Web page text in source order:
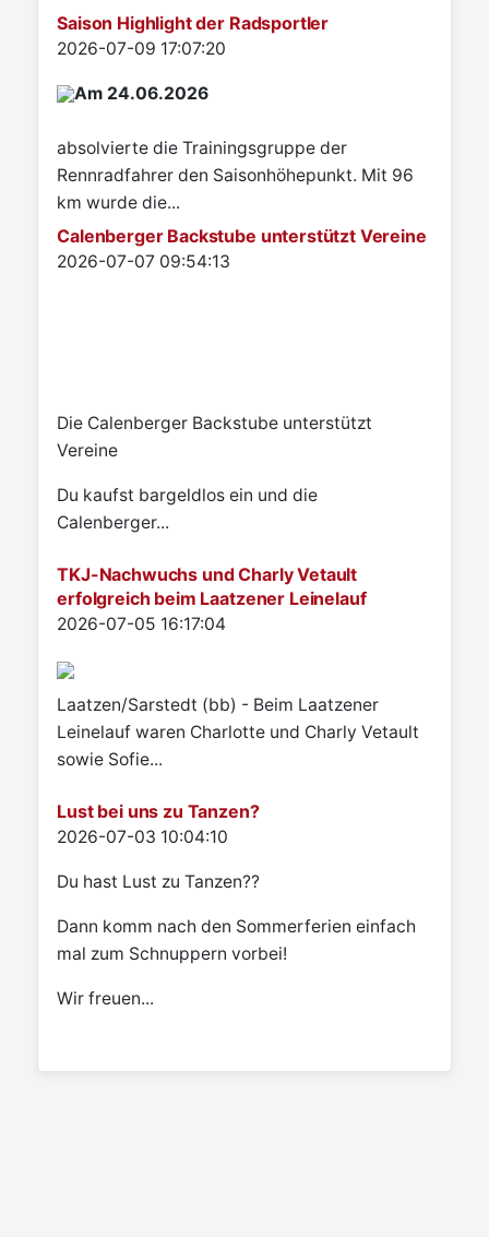
Saison Highlight der Radsportler
Details
2026-07-09 17:07:20
Am 24.06.2026
absolvierte die Trainingsgruppe der
Rennradfahrer den Saisonhöhepunkt. Mit 96
km wurde die...
Calenberger Backstube unterstützt Vereine
Details
2026-07-07 09:54:13
Die Calenberger Backstube unterstützt
Vereine
Du kaufst bargeldlos ein und die
Calenberger...
TKJ-Nachwuchs und Charly Vetault
erfolgreich beim Laatzener Leinelauf
Details
2026-07-05 16:17:04
Laatzen/Sarstedt (bb) - Beim Laatzener
Leinelauf waren Charlotte und Charly Vetault
sowie Sofie...
Lust bei uns zu Tanzen?
Details
2026-07-03 10:04:10
Du hast Lust zu Tanzen??
Dann komm nach den Sommerferien einfach
mal zum Schnuppern vorbei!
Wir freuen...